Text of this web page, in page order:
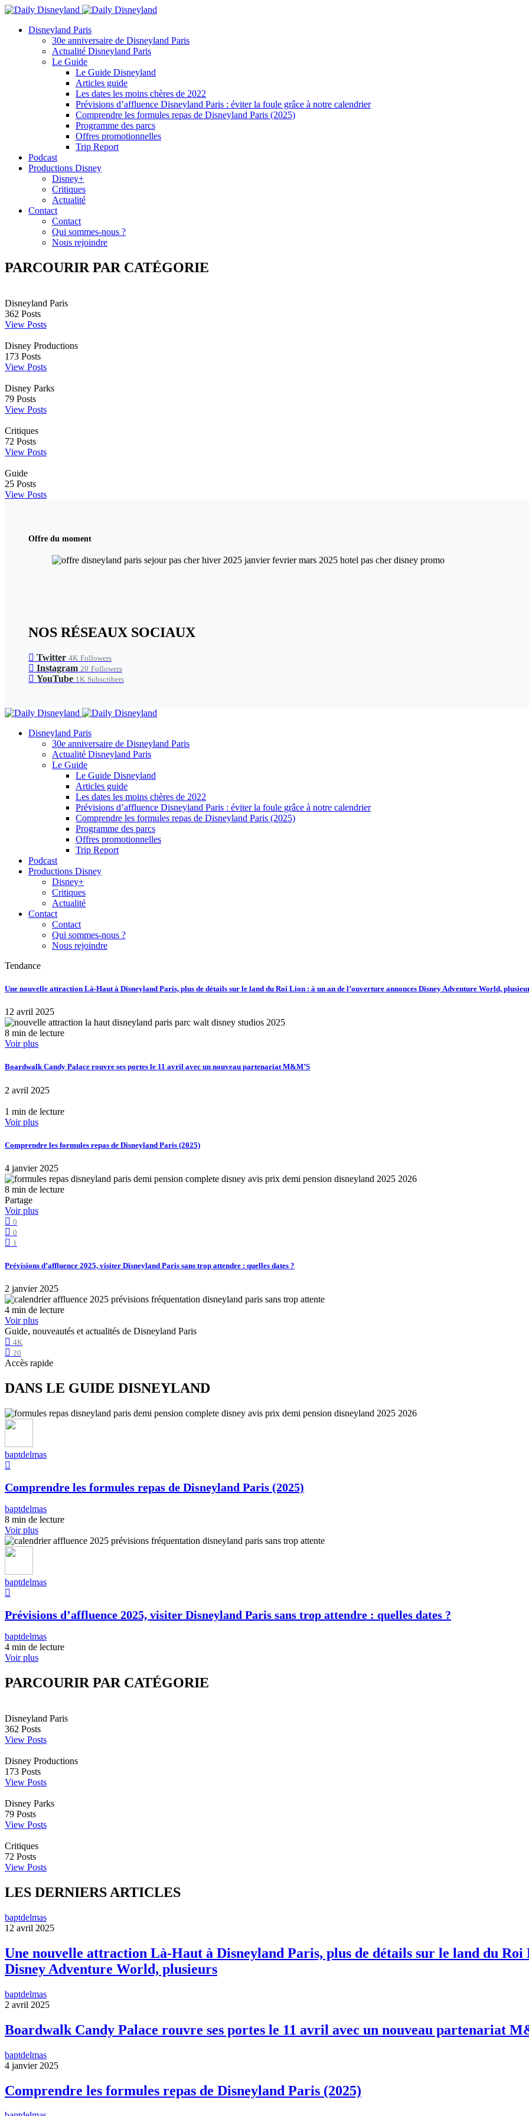
Disneyland Paris
30e anniversaire de Disneyland Paris
Actualité Disneyland Paris
Le Guide
Le Guide Disneyland
Articles guide
Les dates les moins chères de 2022
Prévisions d’affluence Disneyland Paris : éviter la foule grâce à notre calendrier
Comprendre les formules repas de Disneyland Paris (2025)
Programme des parcs
Offres promotionnelles
Trip Report
Podcast
Productions Disney
Disney+
Critiques
Actualité
Contact
Contact
Qui sommes-nous ?
Nous rejoindre
PARCOURIR PAR CATÉGORIE
Disneyland Paris
362 Posts
View Posts
Disney Productions
173 Posts
View Posts
Disney Parks
79 Posts
View Posts
Critiques
72 Posts
View Posts
Guide
25 Posts
View Posts
Offre du moment
NOS RÉSEAUX SOCIAUX
Twitter 4K Followers
Instagram 20 Followers
YouTube 1K Subscribers
Disneyland Paris
30e anniversaire de Disneyland Paris
Actualité Disneyland Paris
Le Guide
Le Guide Disneyland
Articles guide
Les dates les moins chères de 2022
Prévisions d’affluence Disneyland Paris : éviter la foule grâce à notre calendrier
Comprendre les formules repas de Disneyland Paris (2025)
Programme des parcs
Offres promotionnelles
Trip Report
Podcast
Productions Disney
Disney+
Critiques
Actualité
Contact
Contact
Qui sommes-nous ?
Nous rejoindre
Tendance
Une nouvelle attraction Là-Haut à Disneyland Paris, plus de détails sur le land du Roi Lion : à un an de l’ouverture annonces Disney Adventure World,
12 avril 2025
8 min de lecture
Voir plus
Boardwalk Candy Palace rouvre ses portes le 11 avril avec un nouveau partenariat M&M’S
2 avril 2025
1 min de lecture
Voir plus
Comprendre les formules repas de Disneyland Paris (2025)
4 janvier 2025
8 min de lecture
Partage
Voir plus
0
0
1
Prévisions d’affluence 2025, visiter Disneyland Paris sans trop attendre : quelles dates ?
2 janvier 2025
4 min de lecture
Voir plus
Guide, nouveautés et actualités de Disneyland Paris
4K
20
Accès rapide
DANS LE GUIDE DISNEYLAND
baptdelmas
Comprendre les formules repas de Disneyland Paris (2025)
baptdelmas
8 min de lecture
Voir plus
baptdelmas
Prévisions d’affluence 2025, visiter Disneyland Paris sans trop attendre : quelles dates ?
baptdelmas
4 min de lecture
Voir plus
PARCOURIR PAR CATÉGORIE
Disneyland Paris
362 Posts
View Posts
Disney Productions
173 Posts
View Posts
Disney Parks
79 Posts
View Posts
Critiques
72 Posts
View Posts
LES DERNIERS ARTICLES
baptdelmas
12 avril 2025
Une nouvelle attraction Là-Haut à Disneyland Paris, plus de détails sur le land du Roi
Disney Adventure World, plusieurs
baptdelmas
2 avril 2025
Boardwalk Candy Palace rouvre ses portes le 11 avril avec un nouveau partenariat
baptdelmas
4 janvier 2025
Comprendre les formules repas de Disneyland Paris (2025)